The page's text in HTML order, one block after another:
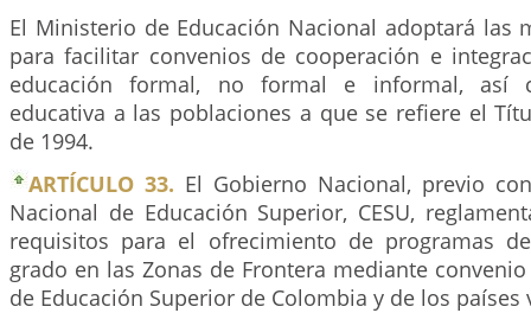
El Ministerio de Educación Nacional adoptará las
para facilitar convenios de cooperación e
educación formal, no formal e informal, así
educativa a las poblaciones a que se refiere el
de 1994.
ARTÍCULO 33. El Gobierno Nacional, previo
Nacional de Educación Superior, CESU,
requisitos para el ofrecimiento de programas
grado en las Zonas de Frontera mediante
de Educación Superior de Colombia y de los países